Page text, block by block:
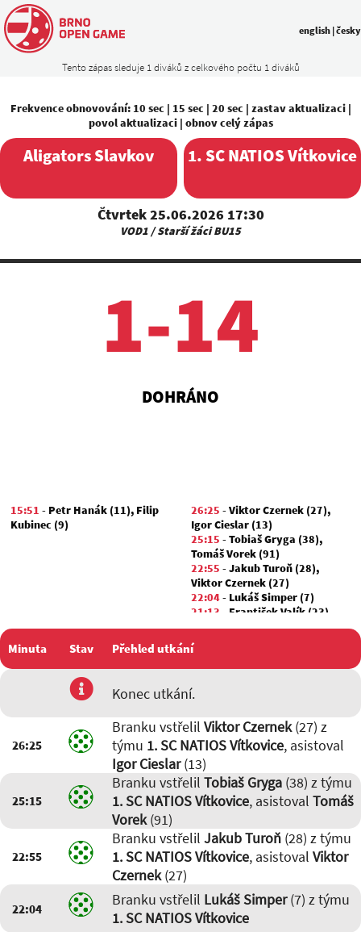
Tento zápas sleduje 1 diváků z celkového počtu 1 diváků
english |česky
Frekvence obnovování: 10 sec | 15 sec | 20 sec | zastav aktualizaci|
povol aktualizaci| obnov celý zápas
Aligators Slavkov
Čtvrtek 25.06.2026 17:30
VOD1 / Starší žáci BU15
1. SC NATIOS Vítkovice
1-14
DOHRÁNO
15:51 - Petr Hanák (11), Filip
Kubinec (9)
26:25 -Viktor Czernek (27),
Igor Cieslar (13)
25:15 -Tobiaš Gryga (38),
Tomáš Vorek (91)
22:55 -Jakub Turoň (28),
Viktor Czernek (27)
22:04- Lukáš Simper (7)
21:13
František Valík (23)
Matyáš Chovanec (48)
21:00
Igor Cieslar (13)
18:12-Matyáš Chovanec (48),
František Valík (23)
17:48
16:56-Matěj Lábsky (39)
16:24- Viktor Czernek (27),
Richard Hulboj (11)
07:55
Michal Kadrnka (34)
07:24-Matyáš Chovanec (48),
02:45- Igor Cieslar (13)
Richard Hulboj (11)
01:03-František Valík (23),
Minuta Stav Přehled utkání
Konec utkání.
26:25
Branku vstřelil Viktor Czernek(27) z
týmu 1. SC NATIOS Vítkovice, asistoval
Igor Cieslar(13)
25:15
Branku vstřelil Tobiaš Gryga(38) z týmu
1. SC NATIOS Vítkovice, asistoval Tomáš
Vorek(91)
22:55
Branku vstřelil Jakub Turoň(28) z týmu
1. SC NATIOS Vítkovice, asistoval Viktor
Czernek(27)
22:04 Branku vstřelil Lukáš Simper(7) z týmu
1. SC NATIOS Vítkovice